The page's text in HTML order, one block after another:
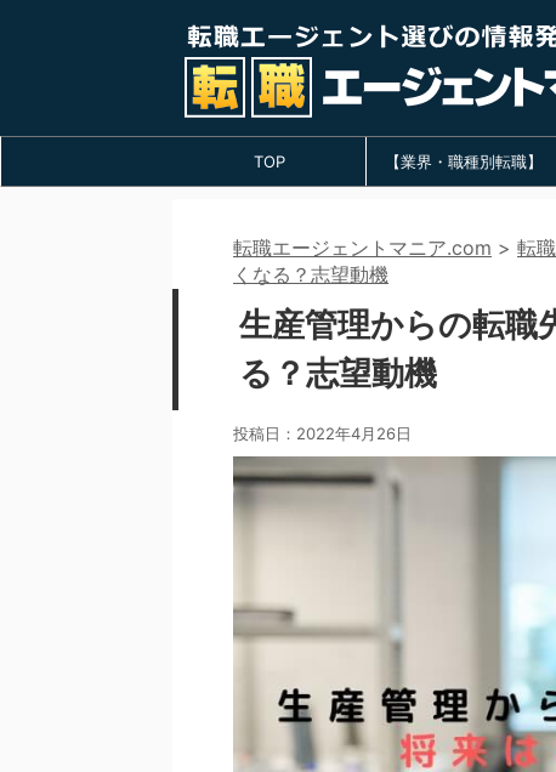
TOP 【業界・職種別転職】
転職エージェントマニア.com > 転
くなる？志望動機
生産管理からの転職
る？志望動機
投稿日： 2022年4月26日